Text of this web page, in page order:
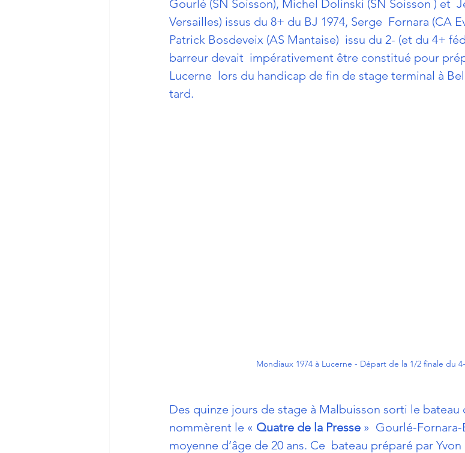
Gourlé (SN Soisson), Michel Dolinski (SN Soisson ) et
Versailles) issus du 8+ du BJ 1974, Serge  Fornara (CA
Patrick Bosdeveix (AS Mantaise)  issu du 2- (et du 4+
barreur devait  impérativement être constitué pour
Lucerne  lors du handicap de fin de stage terminal à
tard.
Mondiaux 1974 à Lucerne - Départ de la 1/2 finale du
Des quinze jours de stage à Malbuisson sorti le bateau
nommèrent le « Quatre de la Presse »  Gourlé-
moyenne d’âge de 20 ans. Ce  bateau préparé par